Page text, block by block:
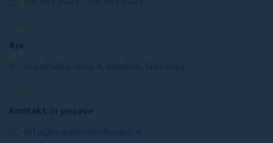
Kje
Kontakt in prijave
info@mariborski-flosarji.si